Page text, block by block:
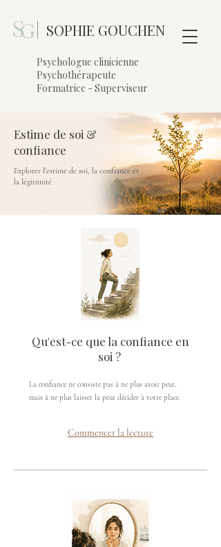
SOPHIE GOUCHEN
Psychologue clinicienne
Psychothérapeute
Formatrice - Superviseur
Estime de soi &
confiance
Explorer l'estime de soi, la confiance et
la légitimité
Qu'est-ce que la confiance en
soi ?
La confiance ne consiste pas à ne plus avoir peur,
mais à ne plus laisser la peur décider à votre place.
Commencer la lecture